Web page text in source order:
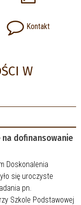
Kontakt
W
na dofinansowanie
Doskonalenia
się uroczyste
pn.
Szkole Podstawowej